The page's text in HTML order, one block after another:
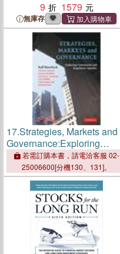
Business, and Relations ─
In Search of Cyber Peace
9 1579
無庫存
17.Strategies, Markets and
Governance:Exploring
Commercial and Regulatory
Agendas
若需訂購本書，請電洽客服 02-
25006600[分機130、131]。